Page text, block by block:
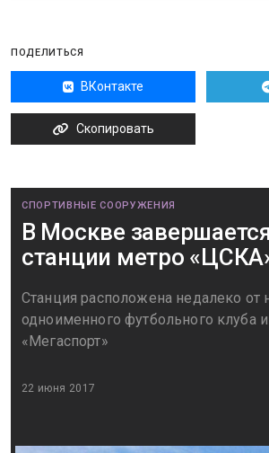
ПОДЕЛИТЬСЯ
ВКонтакте
Скопировать
СПОРТИВНЫЕ СООРУЖЕНИЯ
В Москве
станции метро
Станция расположена недалеко
одноименного футбольного клуба
«Мегаспорт»
22 июня 2017